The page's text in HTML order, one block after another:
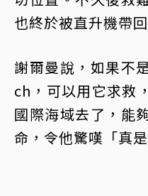
也終於被直升機帶
謝爾曼說，如果不
ch，可以用它求救
國際海域去了，能
命，令他驚嘆「真